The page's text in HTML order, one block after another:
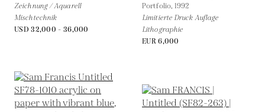
Zeichnung / Aquarell
Mischtechnik
USD 32,000 - 36,000
Portfolio,1992
Limitierte Druck Auflage
Lithographie
EUR 6,000